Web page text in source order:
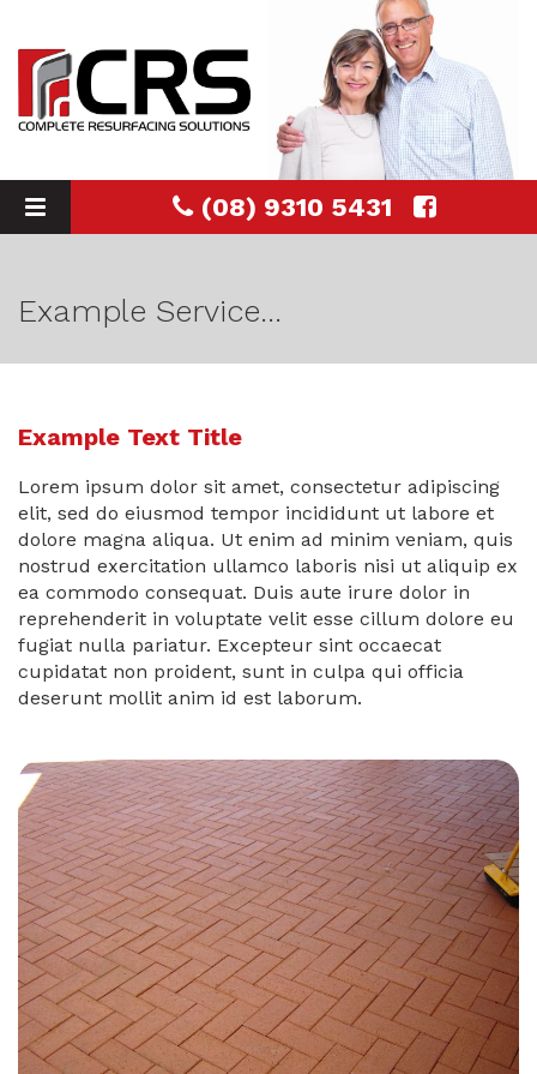
Toggle
navigation
(08) 9310 5431
Example Service...
Example Text Title
Lorem ipsum dolor sit amet, consectetur adipiscing
elit, sed do eiusmod tempor incididunt ut labore et
dolore magna aliqua. Ut enim ad minim veniam, quis
nostrud exercitation ullamco laboris nisi ut aliquip ex
ea commodo consequat. Duis aute irure dolor in
reprehenderit in voluptate velit esse cillum dolore eu
fugiat nulla pariatur. Excepteur sint occaecat
cupidatat non proident, sunt in culpa qui officia
deserunt mollit anim id est laborum.